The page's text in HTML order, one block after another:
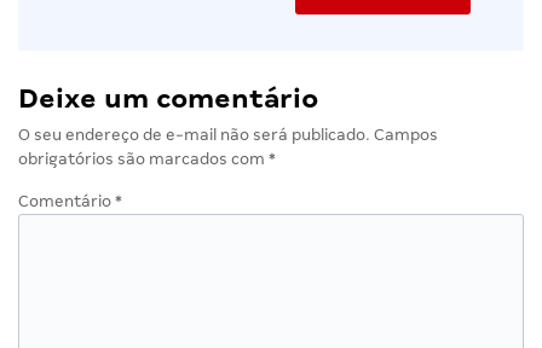
Deixe um comentário
O seu endereço de e-mail não será publicado. Campos
obrigatórios são marcados com *
Comentário *